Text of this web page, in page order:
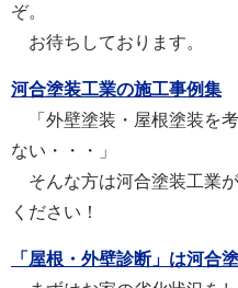
ぞ。
お待ちしております。
河合塗装工業の施工事例集
「外壁塗装・屋根塗装を
ない・・・」
そんな方は河合塗装工業
ください！
「屋根・外壁診断」は河合